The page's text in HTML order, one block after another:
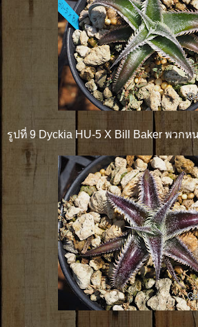
รูปที่ 9 Dyckia HU-5 X Bill Baker พวกห